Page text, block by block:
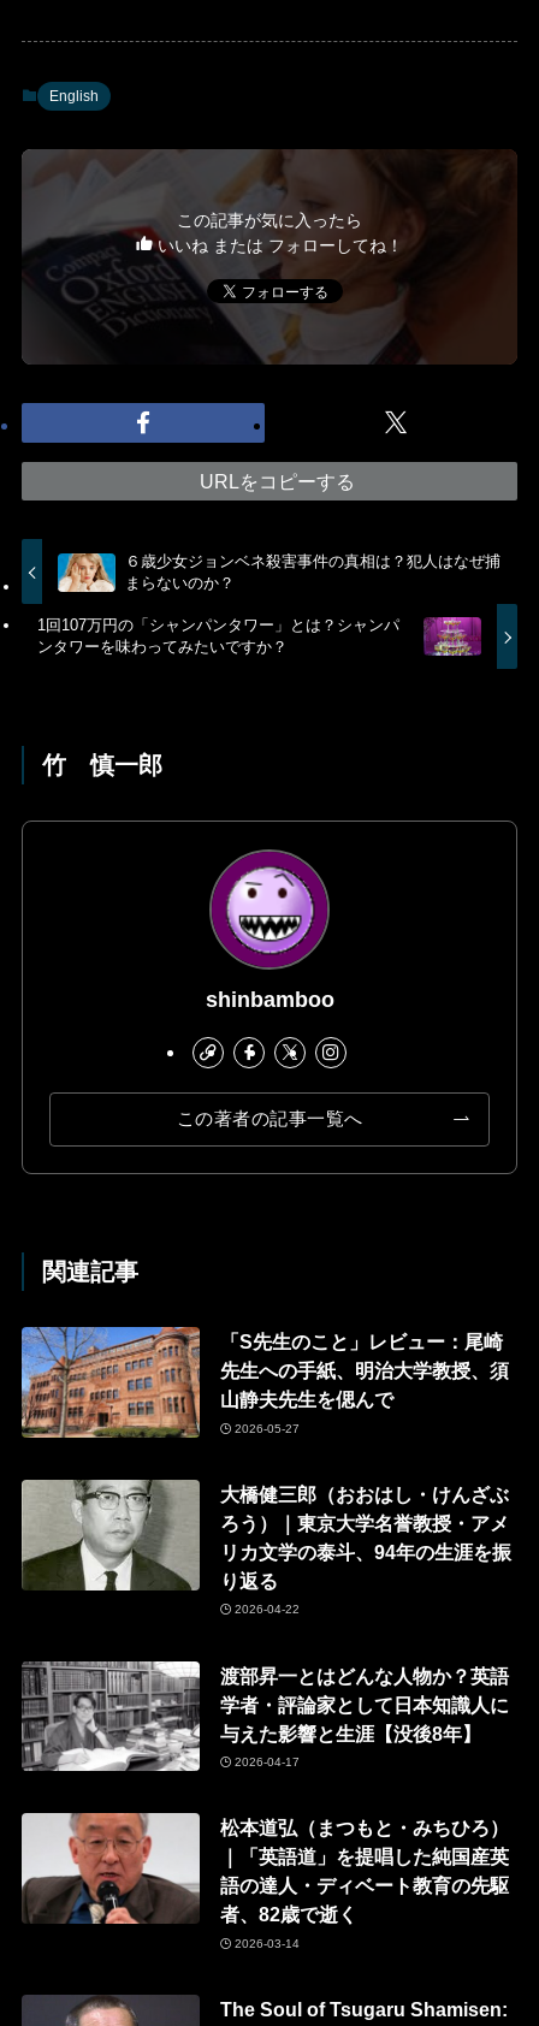
English
この記事が気に入ったら
いいね または フォローしてね！
URLをコピーする
６歳少女ジョンベネ殺害事件の真相は？犯人はなぜ捕
まらないのか？
1回107万円の「シャンパンタワー」とは？シャンパ
ンタワーを味わってみたいですか？
竹 慎一郎
shinbamboo
この著者の記事一覧へ
関連記事
「S先生のこと」レビュー：尾崎
先生への手紙、明治大学教授、須
山静夫先生を偲んで
2026-05-27
大橋健三郎（おおはし・けんざぶ
ろう）｜東京大学名誉教授・アメ
リカ文学の泰斗、94年の生涯を振
り返る
2026-04-22
渡部昇一とはどんな人物か？英語
学者・評論家として日本知識人に
与えた影響と生涯【没後8年】
2026-04-17
松本道弘（まつもと・みちひろ）
｜「英語道」を提唱した純国産英
語の達人・ディベート教育の先駆
者、82歳で逝く
2026-03-14
The Soul of Tsugaru Shamisen: